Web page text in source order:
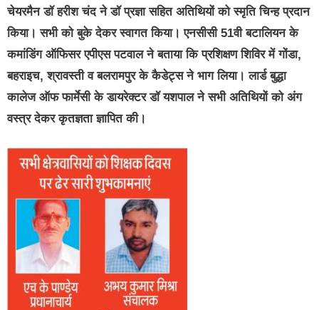
चेयरमैन डॉ हरीश चंद ने डॉ प्रज्ञा सहित अतिथियों को स्मृति चिन्ह प्रदान
किया। सभी को बुके देकर स्वागत किया। एनसीसी 51वी बटालियन के
कमांडिंग ऑफिसर एपीएस पटवाल ने बताया कि प्रशिक्षण शिविर में गोंडा,
बहराइच, श्रावस्ती व बलरामपुर के कैडेट्स ने भाग लिया। लार्ड बुद्धा
कालेज ऑफ फार्मेसी के डायरेक्टर डॉ यशपाल ने सभी अतिथियों को अंग
वस्त्र देकर कृतज्ञता ज्ञापित की।